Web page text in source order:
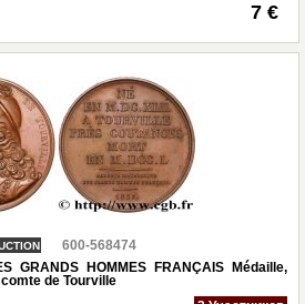
7 €
600-568474
GRANDS HOMMES FRANÇAIS Médaille,
de Tourville